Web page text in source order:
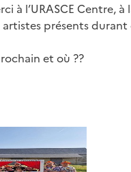
à l’URASCE Centre,
présents durant
et où ??